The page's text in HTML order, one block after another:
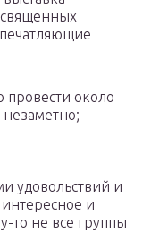
провести около
незаметно;
удовольствий и
и
то не все группы